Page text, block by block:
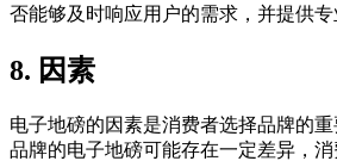
否能够及时响应用户的需求，并提供专
8. 因素
电子地磅的因素是消费者选择品牌的
品牌的电子地磅可能存在一定差异，